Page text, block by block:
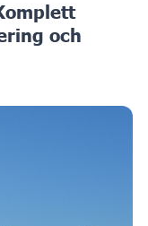
och